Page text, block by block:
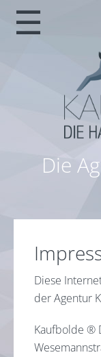
Die
☰
Diese
der Agentur
Kaufbolde ®